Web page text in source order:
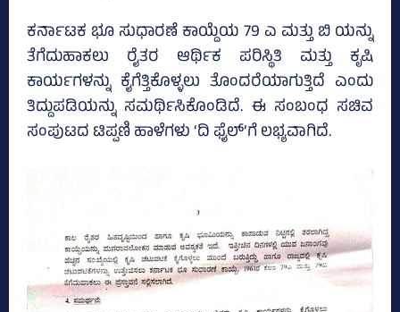
ಕರ್ನಾಟಕ ಭೂ ಸುಧಾರಣೆ ಕಾಯ್ದೆಯ 79 ಎ ಮತ್ತು ಬಿ ಯನ್ನು
ತೆಗೆದುಹಾಕಲು ರೈತರ ಆರ್ಥಿಕ ಪರಿಸ್ಥಿತಿ ಮತ್ತು ಕೃಷಿ
ಕಾರ್ಯಗಳನ್ನು ಕೈಗೆತ್ತಿಕೊಳ್ಳಲು ತೊಂದರೆಯಾಗುತ್ತಿದೆ ಎಂದು
ತಿದ್ದುಪಡಿಯನ್ನು ಸಮರ್ಥಿಸಿಕೊಂಡಿದೆ. ಈ ಸಂಬಂಧ ಸಚಿವ
ಸಂಪುಟದ ಟಿಪ್ಪಣಿ ಹಾಳೆಗಳು ‘ದಿ ಫೈಲ್‌’ಗೆ ಲಭ್ಯವಾಗಿದೆ.